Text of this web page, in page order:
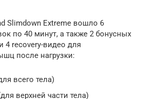
Slimdown Extreme вошло 6
по 40 минут, а также 2 бонусных
4 recovery-видео для
после нагрузки:
всего тела)
верхней части тела)